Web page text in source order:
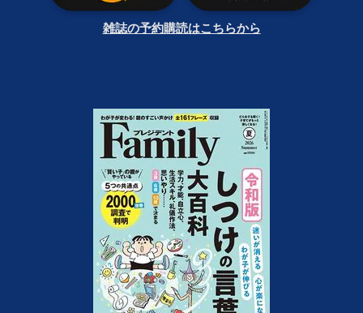
雑誌の予約購読はこちらから